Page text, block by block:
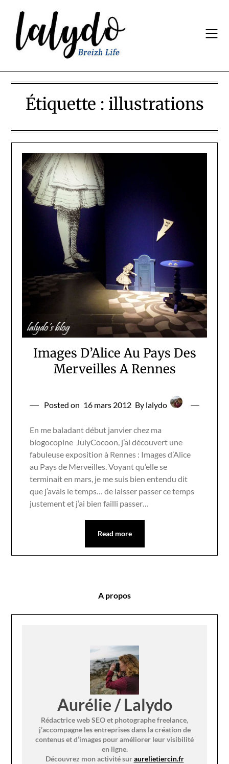
content
Étiquette : illustrations
Images D’Alice Au Pays Des
Merveilles A Rennes
Posted on 16 mars 2012 By lalydo
En me baladant début janvier chez ma
blogocopine JulyCocoon, j’ai découvert une
fabuleuse exposition à Rennes : Images d’Alice
au Pays de Merveilles. Voyant qu’elle se
terminait en mars, je me suis bien entendu dit
que j’avais le temps… de laisser passer ce temps
justement et j’ai bien failli passer…
Read more
A propos
Aurélie / Lalydo
Rédactrice web SEO et photographe freelance,
j’accompagne les entreprises dans la création de
contenus et d’images pour améliorer leur visibilité
en ligne.
Découvrez mon activité suraurelietiercin.fr